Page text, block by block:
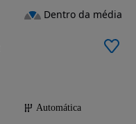
Automática
Dentro da média